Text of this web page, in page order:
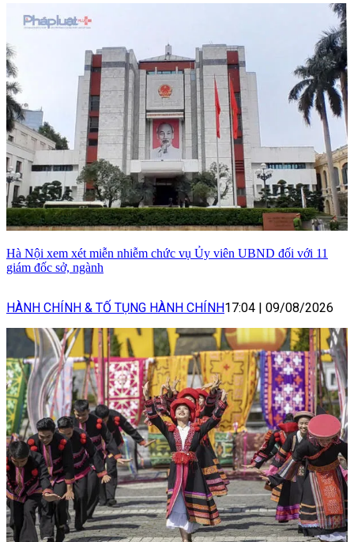
Hà Nội xem xét miễn nhiễm chức vụ Ủy viên UBND đối với 11
giám đốc sở, ngành
HÀNH CHÍNH & TỐ TỤNG HÀNH CHÍNH17:04 | 09/08/2026